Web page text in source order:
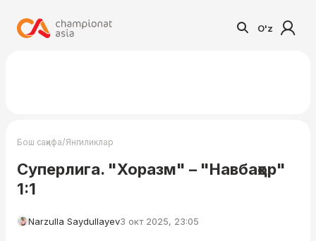
O'z
Бош саҳифа/Янгиликлар
Суперлига. "Хоразм" – "Навбаҳор"
1:1
Narzulla Saydullayev3 окт 2025, 23:05